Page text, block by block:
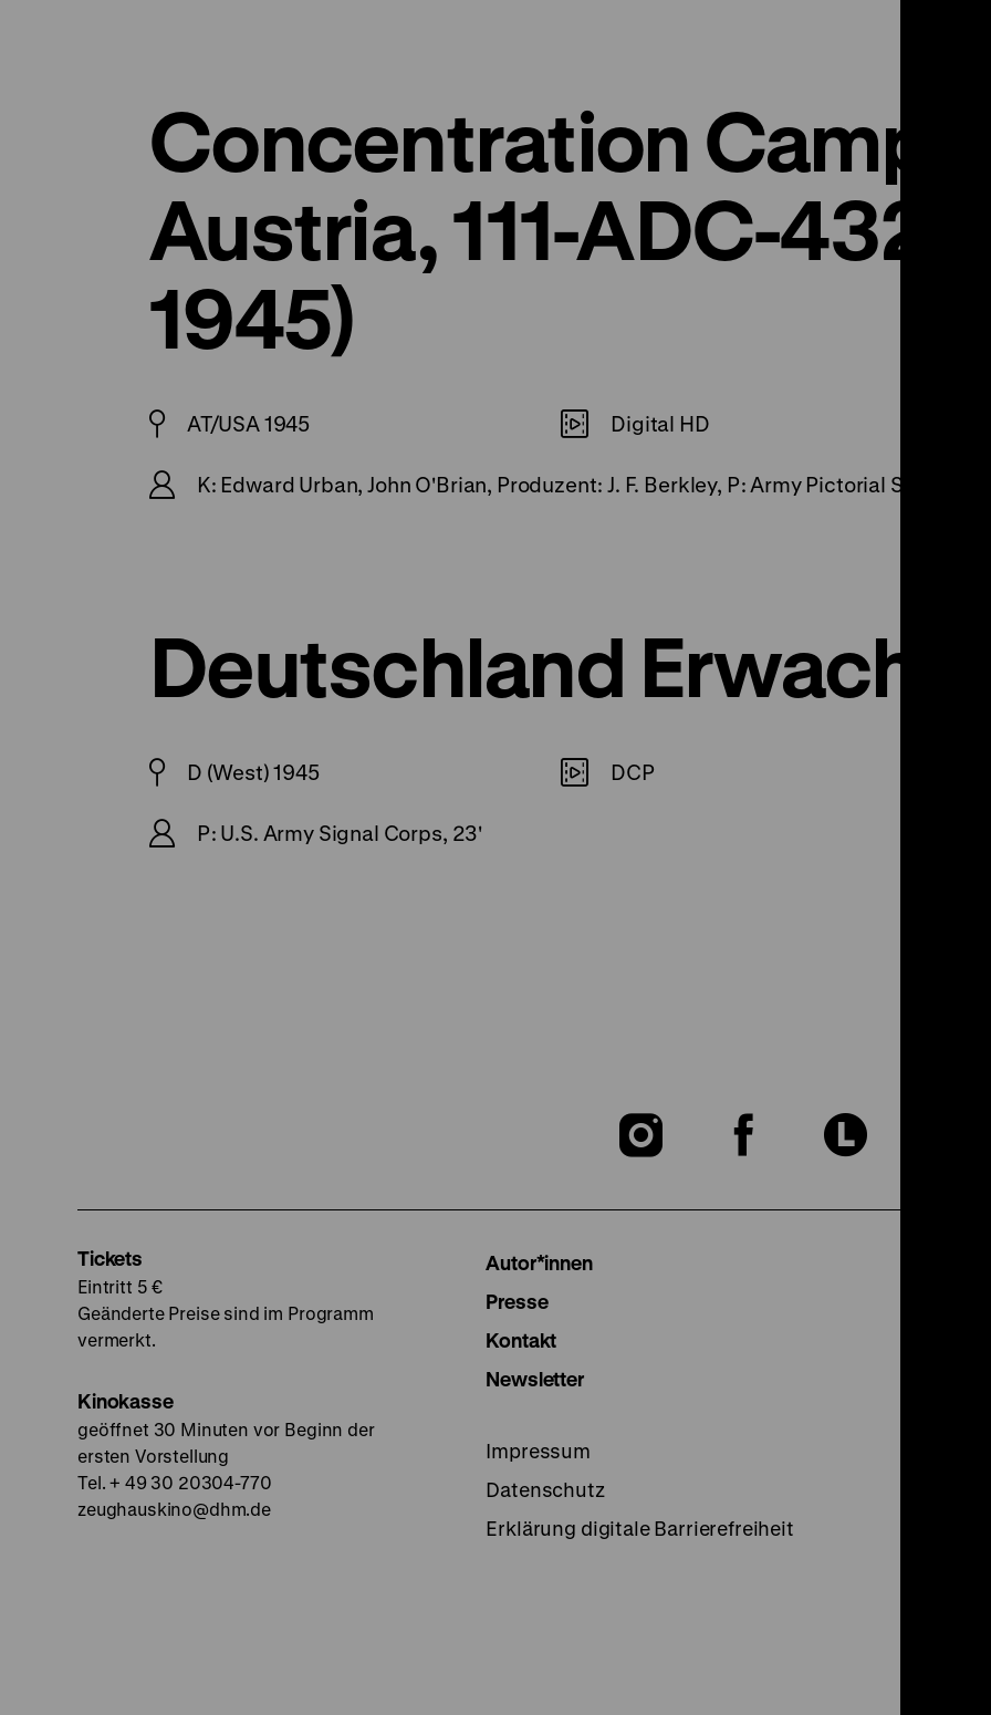
Concentration Camp
Austria, 111-ADC-4321
1945)
AT/USA 1945 Digital HD
K: Edward Urban, John O'Brian, Produzent: J. F. Berkley, P: Army Pictorial Service,
Deutschland Erwache!
D (West) 1945 DCP
P: U.S. Army Signal Corps, 23'
Zu
Zu
Zu
Tickets
Eintritt 5 €
Geänderte Preise sind im Programm
vermerkt.
Kinokasse
geöffnet 30 Minuten vor Beginn der
ersten Vorstellung
Tel. + 49 30 20304-770
zeughauskino@dhm.de
Autor*innen
Presse
Kontakt
Newsletter
Impressum
Datenschutz
Erklärung digitale Barrierefreiheit